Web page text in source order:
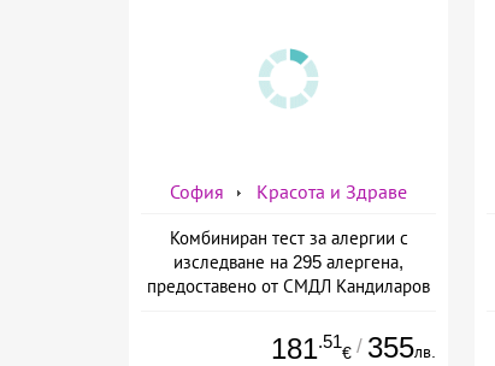
София Красота и Здраве
Комбиниран тест за алергии с
изследване на 295 алергена,
предоставено от СМДЛ Кандиларов
181.51
€ / 355лв.